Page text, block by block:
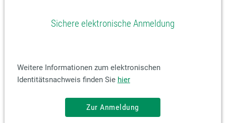
Sichere elektronische Anmeldung
Weitere Informationen zum elektronischen
Identitätsnachweis finden Sie hier
Zur Anmeldung